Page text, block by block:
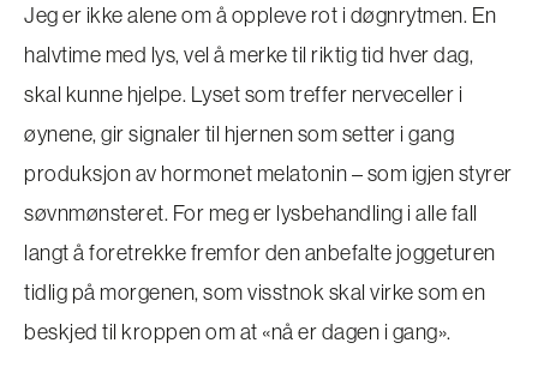
Jeg er ikke alene om å oppleve rot i døgnrytmen. En
halvtime med lys, vel å merke til riktig tid hver dag,
skal kunne hjelpe. Lyset som treffer nerveceller i
øynene, gir signaler til hjernen som setter i gang
produksjon av hormonet melatonin – som igjen styrer
søvnmønsteret. For meg er lysbehandling i alle fall
langt å foretrekke fremfor den anbefalte joggeturen
tidlig på morgenen, som visstnok skal virke som en
beskjed til kroppen om at «nå er dagen i gang».